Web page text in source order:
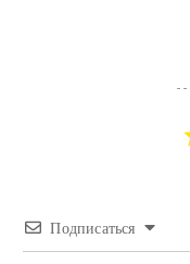
Подписаться